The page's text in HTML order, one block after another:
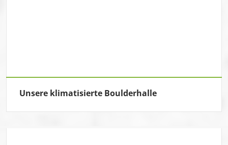
Unsere klimatisierte Boulderhalle